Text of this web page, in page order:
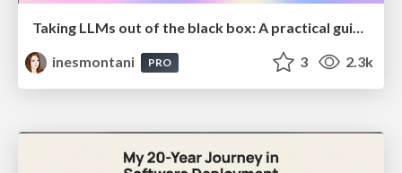
Taking LLMs out of the black box: A practical guide to human-in-the-loop distillation
inesmontani
PRO 3 2.3k